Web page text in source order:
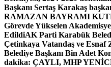
Başkanı Sertaş Karakaş
RAMAZAN BAYRAMI
Görevde Yükselen
EdildiAK Parti Karabük
Çetinkaya Vatandaş ve
Belediye Başkanı Bin Adet
dakika: ÇAYLI, MHP